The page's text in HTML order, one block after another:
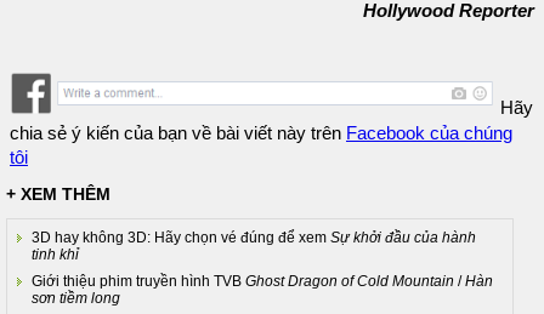
Hollywood Reporter
Hãy
chia sẻ ý kiến của bạn về bài viết này trên Facebook của chúng
tôi
+ XEM THÊM
3D hay không 3D: Hãy chọn vé đúng để xem Sự khởi đầu của hành
tinh khỉ
Giới thiệu phim truyền hình TVB Ghost Dragon of Cold Mountain /Hàn
sơn tiềm long